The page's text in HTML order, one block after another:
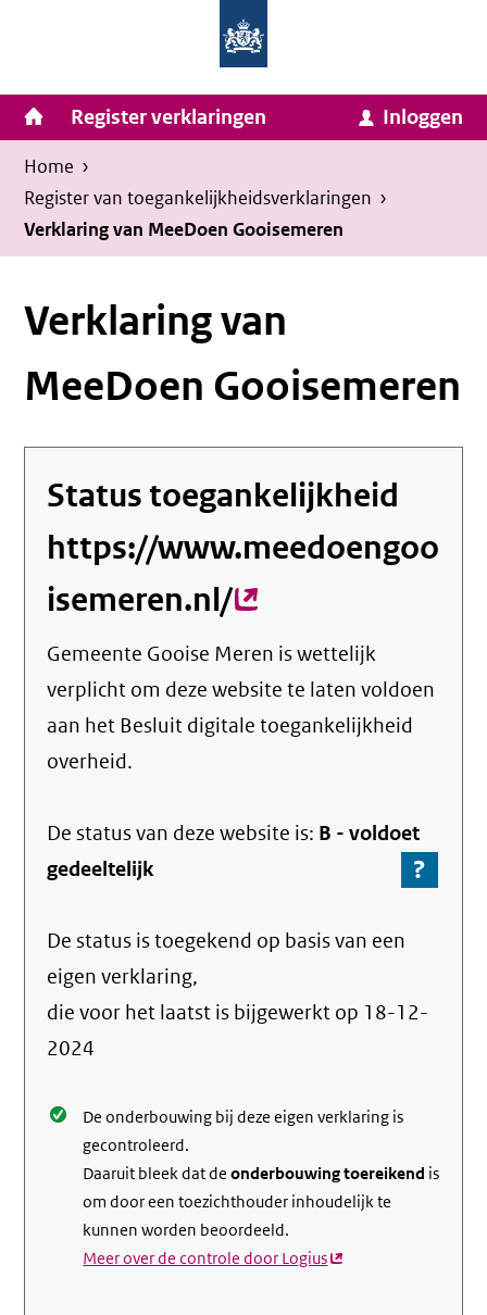
inhoud
van
Zaken
en
Koninkrijksrelaties
Homepage
van
Invulassistent
Toegankelijkheidsverklaring
Toegankelijkheidsverklaring
Hoofdnavigatie
Register verklaringen Inloggen
Kruimelpad
U
bevindt
zich
hier:
Home ›
Register van toegankelijkheids­verklaringen ›
Verklaring van MeeDoen Gooisemeren
Verklaring van
MeeDoen Gooisemeren
Status toegankelijkheid
https://www.meedoengoo
isemeren.nl/(externe
link)
Gemeente Gooise Meren is wettelijk
verplicht om deze website te laten voldoen
aan het Besluit digitale toegankelijkheid
overheid.
De status van dezewebsite is: B -voldoet
gedeeltelijk
?
Ga
over
De status is toegekend op basis van een
eigen verklaring,
die voor het laatst is bijgewerkt op 18-12-
2024
De onderbouwing bij deze eigen verklaring is
gecontroleerd.
Daaruit bleek dat deonderbouwing toereikend is
om door een toezichthouder inhoudelijk te
kunnen worden beoordeeld.
Meer over de controle door Logius(externe